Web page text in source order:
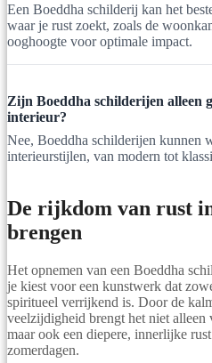
Een Boeddha schilderij kan het beste geplaatst worden in een ruimte
waar je rust zoekt, zoals de
ooghoogte voor optimale impact.
Zijn Boeddha schilderijen alleen
interieur?
Nee, Boeddha schilderijen kunnen worden geïntegreerd in diverse
interieurstijlen, van modern tot
De rijkdom van rust
brengen
Het opnemen van een Boeddha schilderij in je interieur betekent dat
je kiest voor een kunstwerk dat
spiritueel verrijkend is. Door de
veelzijdigheid brengt het niet alleen
maar ook een diepere, innerlijke
zomerdagen.